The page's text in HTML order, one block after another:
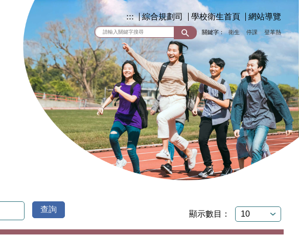
::: 綜合規劃司 學校衛生首頁 網站導覽
關鍵字： 衛生 停課 登革熱
查詢 顯示數目：